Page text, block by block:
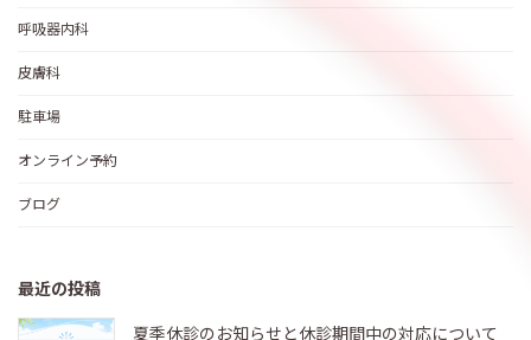
呼吸器内科
皮膚科
駐車場
オンライン予約
ブログ
最近の投稿
夏季休診のお知らせと休診期間中の対応について